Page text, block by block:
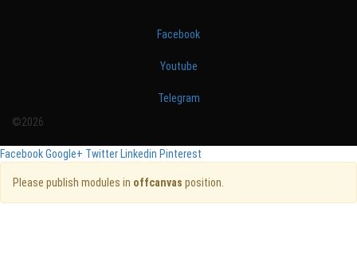
Facebook
Youtube
Telegram
©2026
FacebookGoogle+ Twitter Linkedin Pinterest
Please publish modules in offcanvas position.